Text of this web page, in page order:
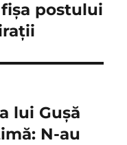
postului
lui Guşă
N-au